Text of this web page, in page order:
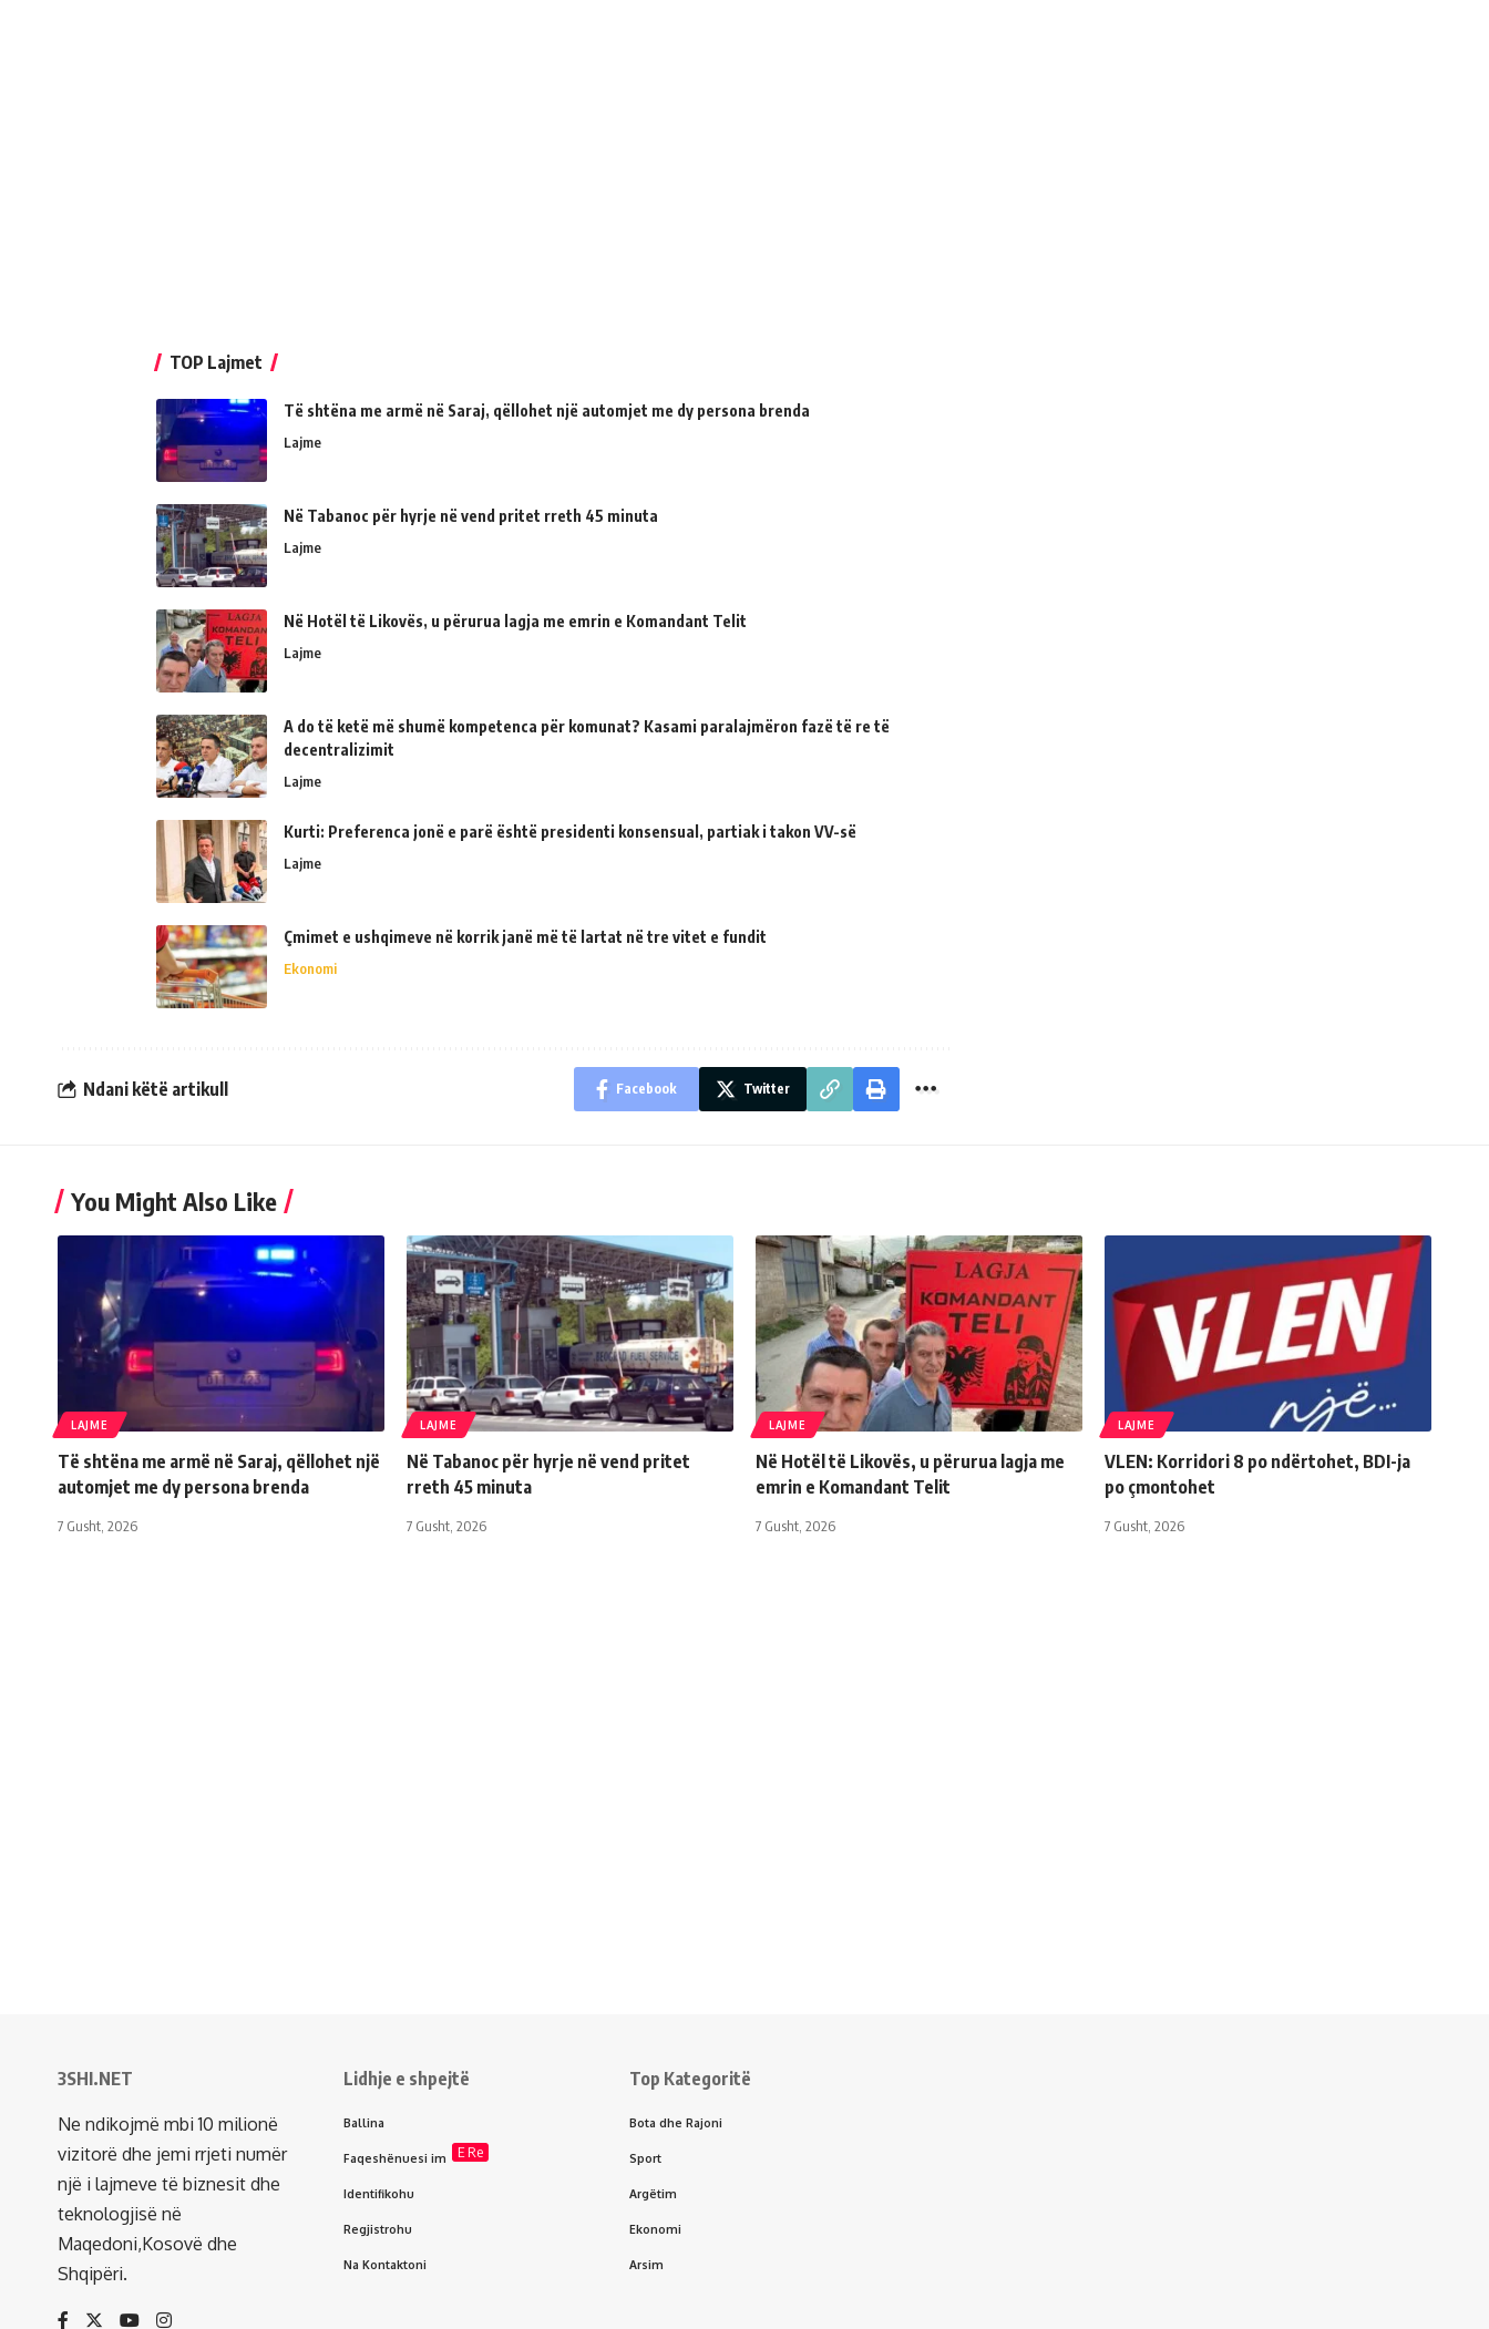
TOP Lajmet
Të shtëna me armë në Saraj, qëllohet një automjet me dy persona brenda
Lajme
Në Tabanoc për hyrje në vend pritet rreth 45 minuta
Lajme
Në Hotël të Likovës, u përurua lagja me emrin e Komandant Telit
Lajme
A do të ketë më shumë kompetenca për komunat? Kasami paralajmëron fazë të re të
decentralizimit
Lajme
Kurti: Preferenca jonë e parë është presidenti konsensual, partiak i takon VV-së
Lajme
Çmimet e ushqimeve në korrik janë më të lartat në tre vitet e fundit
Ekonomi
Ndani këtë artikull Facebook Twitter
You Might Also Like
LAJME
Të shtëna me armë në Saraj, qëllohet një
automjet me dy persona brenda
7 Gusht, 2026
LAJME
Në Tabanoc për hyrje në vend pritet
rreth 45 minuta
7 Gusht, 2026
LAJME
Në Hotël të Likovës, u përurua lagja me
emrin e Komandant Telit
7 Gusht, 2026
LAJME
VLEN: Korridori 8 po ndërtohet, BDI-ja
po çmontohet
7 Gusht, 2026
3SHI.NET
Ne ndikojmë mbi 10 milionë
vizitorë dhe jemi rrjeti numër
një i lajmeve të biznesit dhe
teknologjisë në
Maqedoni,Kosovë dhe
Shqipëri.
Lidhje e shpejtë
Ballina
Faqeshënuesi im E Re
Identifikohu
Regjistrohu
Na Kontaktoni
Top Kategoritë
Bota dhe Rajoni
Sport
Argëtim
Ekonomi
Arsim